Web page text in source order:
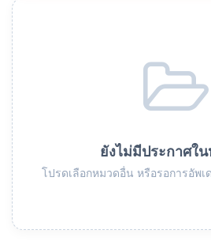
ยังไม่มีประกาศใ
โปรดเลือกหมวดอื่น หรือรอการอัพ